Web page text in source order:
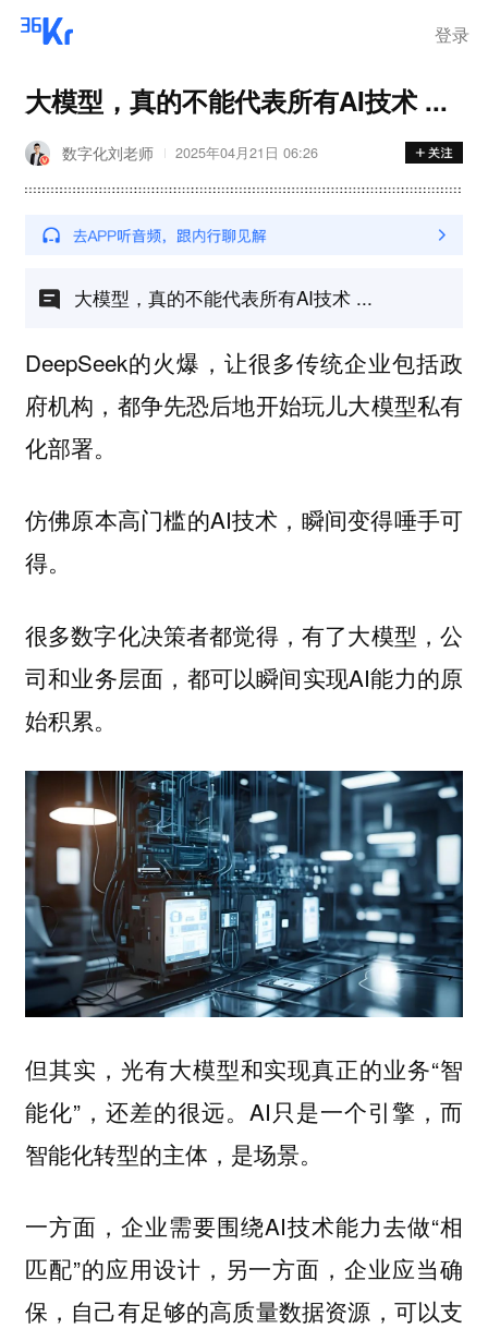
登录
大模型，真的不能代表所有AI技术 ...
数字化刘老师 2025年04月21日 06:26
大模型，真的不能代表所有AI技术 ...
DeepSeek的火爆，让很多传统企业包括政
府机构，都争先恐后地开始玩儿大模型私有
化部署。
仿佛原本高门槛的AI技术，瞬间变得唾手可
得。
很多数字化决策者都觉得，有了大模型，公
司和业务层面，都可以瞬间实现AI能力的原
始积累。
但其实，光有大模型和实现真正的业务“智
能化”，还差的很远。AI只是一个引擎，而
智能化转型的主体，是场景。
一方面，企业需要围绕AI技术能力去做“相
匹配”的应用设计，另一方面，企业应当确
保，自己有足够的高质量数据资源，可以支